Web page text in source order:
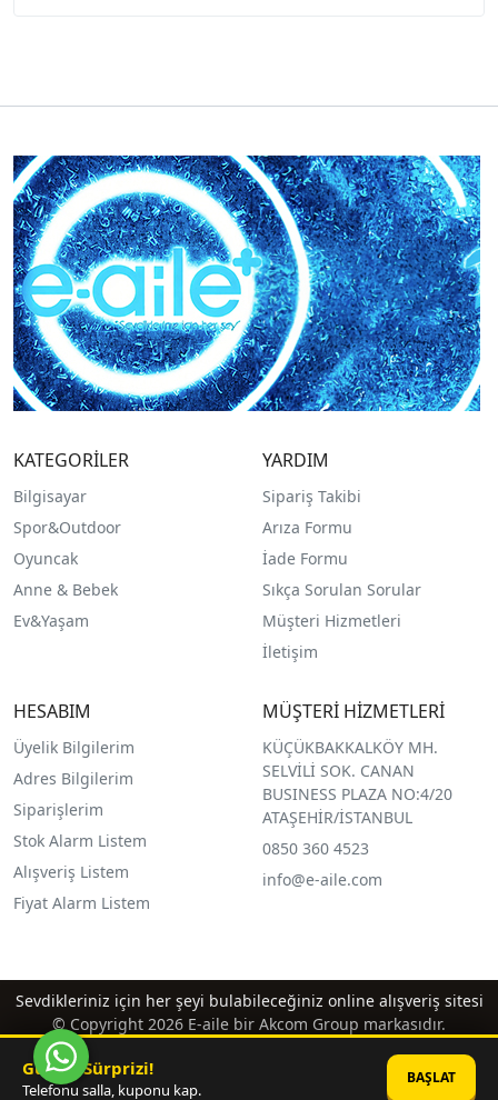
KATEGORİLER
Bilgisayar
Spor&Outdoor
Oyuncak
Anne & Bebek
Ev&Yaşam
YARDIM
Sipariş Takibi
Arıza Formu
İade Formu
Sıkça Sorulan Sorular
Müşteri Hizmetleri
İletişim
HESABIM
Üyelik Bilgilerim
Adres Bilgilerim
Siparişlerim
Stok Alarm Listem
Alışveriş Listem
Fiyat Alarm Listem
MÜŞTERİ HİZMETLERİ
KÜÇÜKBAKKALKÖY MH.
SELVİLİ SOK. CANAN
BUSINESS PLAZA NO:4/20
ATAŞEHİR/İSTANBUL
0850 360 4523
info@e-aile.com
Sevdikleriniz için her şeyi bulabileceğiniz online alışveriş sitesi
© Copyright 2026 E-aile bir Akcom Group markasıdır.
PlatinMarket® E-Ticaret Sistemi İle Hazırlanmıştır.
Günün Sürprizi!
Telefonu salla, kuponu kap.
BAŞLAT